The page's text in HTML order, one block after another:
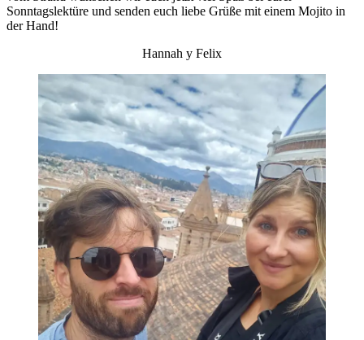
Sonntagslektüre und senden euch liebe Grüße mit einem Mojito in
der Hand!
Hannah y Felix